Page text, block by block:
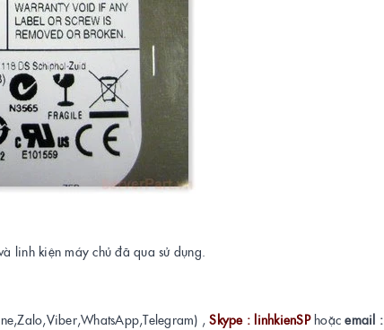
linh kiện máy chủ đã qua sử dụng.
,Skype : linhkienSPhoặcemail :